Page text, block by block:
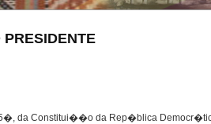
da Constitui��o da Rep�blica